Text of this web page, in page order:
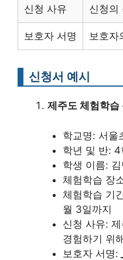
신청 사유 신청의
보호자 서명 보호자
신청서 예시
제주도 체험학습
학교명: 서울
학년 및 반:
학생 이름:
체험학습 장
체험학습 기
월 3일까지
신청 사유:
경험하기 위
보호자 서명: